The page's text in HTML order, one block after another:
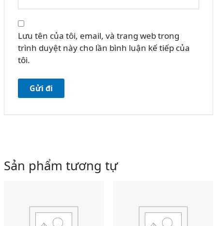
Lưu tên của tôi, email, và trang web trong
trình duyệt này cho lần bình luận kế tiếp của
tôi.
Sản phẩm tương tự